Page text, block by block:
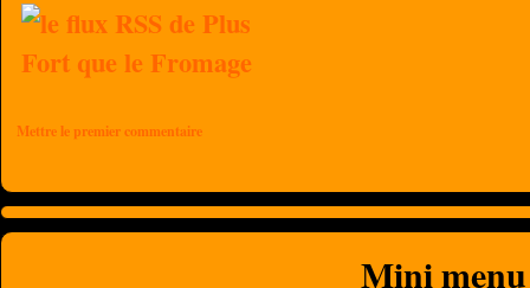
Mettre le premier commentaire
Mini menu